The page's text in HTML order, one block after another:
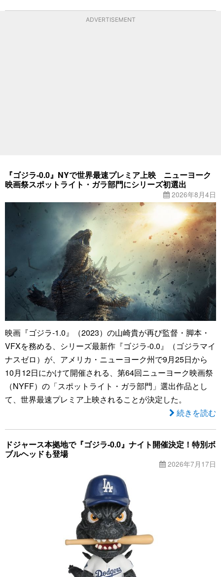
ADVERTISEMENT
『ゴジラ-0.0』NYで世界最速プレミア上映 ニューヨーク
映画祭スポットライト・ガラ部門にシリーズ初選出
2026年8月4日
映画『ゴジラ-1.0』（2023）の山崎貴が再び監督・脚本・
VFXを務める、シリーズ最新作『ゴジラ-0.0』（ゴジラマイ
ナスゼロ）が、アメリカ・ニューヨーク州で9月25日から
10月12日にかけて開催される、第64回ニューヨーク映画祭
（NYFF）の「スポットライト・ガラ部門」選出作品とし
て、世界最速プレミア上映されることが決定した。
続きを読む
ドジャース本拠地で『ゴジラ-0.0』ナイト開催決定！特別ボ
ブルヘッドも登場
2026年7月17日